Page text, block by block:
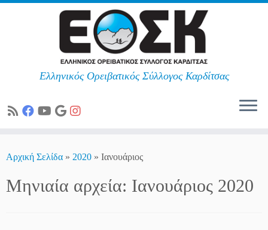
Ελληνικός Ορειβατικός Σύλλογος Καρδίτσας
Αρχική Σελίδα » 2020 » Ιανουάριος
Μηνιαία αρχεία: Ιανουάριος 2020